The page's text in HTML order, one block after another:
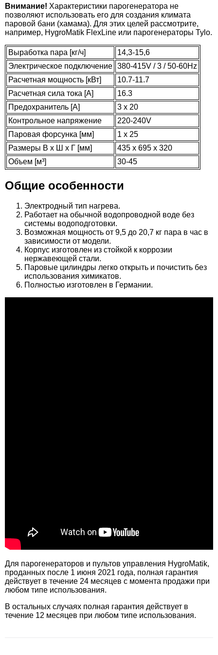
Внимание! Характеристики парогенератора не
позволяют использовать его для создания климата
паровой бани (хамама). Для этих целей рассмотрите,
например, HygroMatik FlexLine или парогенераторы Tylo.
Выработка пара [кг/ч]
14,3-15,6
Электрическое подключение 380-415V / 3 / 50-60Hz
Расчетная мощность [кВт]
10.7-11.7
Расчетная сила тока [A]
16.3
Предохранитель [A]
3 x 20
Контрольное напряжение
220-240V
Паровая форсунка [мм]
1 x 25
Размеры В x Ш x Г [мм]
435 x 695 x 320
Объем [м³]
30-45
Общие особенности
Электродный тип нагрева.
Работает на обычной водопроводной воде без
системы водоподготовки.
Возможная мощность от 9,5 до 20,7 кг пара в час в
зависимости от модели.
Корпус изготовлен из стойкой к коррозии
нержавеющей стали.
Паровые цилиндры легко открыть и почистить без
использования химикатов.
Полностью изготовлен в Германии.
Для парогенераторов и пультов управления HygroMatik,
проданных после 1 июня 2021 года, полная гарантия
действует в течение 24 месяцев с момента продажи при
любом типе использования.
В остальных случаях полная гарантия действует в
течение 12 месяцев при любом типе использования.